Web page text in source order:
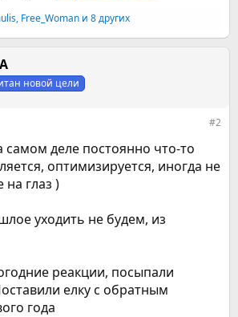
, Free_Woman и 8 других
новой цели
#2
самом деле постоянно что-то
оптимизируется, иногда не
на глаз )
уходить не будем, из
реакции, посыпали
елку с обратным
года